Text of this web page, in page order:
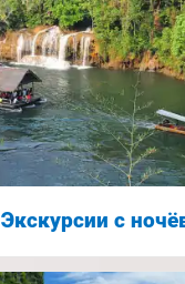
Экскурсии с